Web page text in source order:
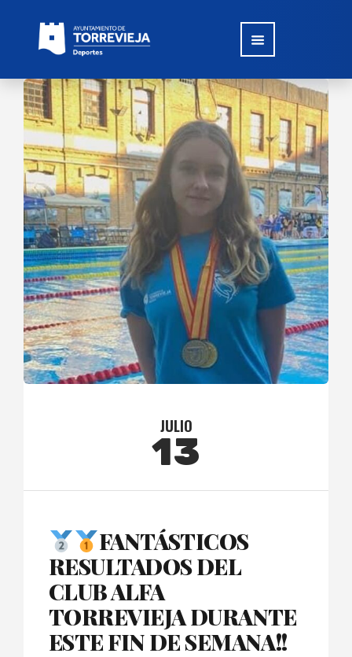
JULIO
13
FANTÁSTICOS
RESULTADOS DEL
CLUB ALFA
TORREVIEJA DURANTE
ESTE FIN DE SEMANA!!